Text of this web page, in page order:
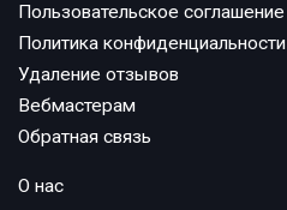
Пользовательское соглашение
Политика конфиденциальности
Удаление отзывов
Вебмастерам
Обратная связь
О нас